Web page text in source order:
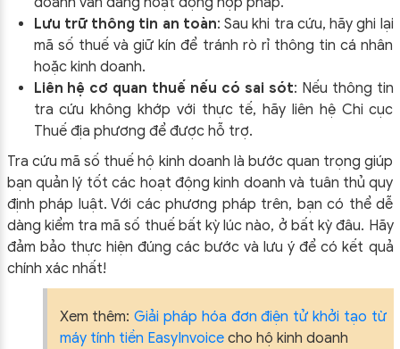
Lưu trữ thông tin an toàn: Sau khi tra cứu, hãy ghi lại
mã số thuế và giữ kín để tránh rò rỉ thông tin cá nhân
hoặc kinh doanh.
Liên hệ cơ quan thuế nếu có sai sót: Nếu thông tin
tra cứu không khớp với thực tế, hãy liên hệ Chi cục
Thuế địa phương để được hỗ trợ.
Tra cứu mã số thuế hộ kinh doanh là bước quan trọng giúp
bạn quản lý tốt các hoạt động kinh doanh và tuân thủ quy
định pháp luật. Với các phương pháp trên, bạn có thể dễ
dàng kiểm tra mã số thuế bất kỳ lúc nào, ở bất kỳ đâu. Hãy
đảm bảo thực hiện đúng các bước và lưu ý để có kết quả
chính xác nhất!
Xem thêm:Giải pháp hóa đơn điện tử khởi tạo từ
máy tính tiền EasyInvoicecho hộ kinh doanh